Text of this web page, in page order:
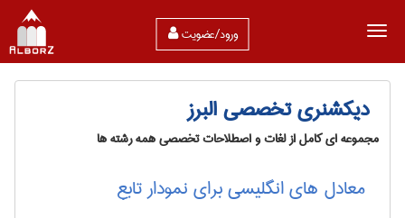
ورود/عضویت
دیکشنری تخصصی البرز
مجموعه ای کامل از لغات و اصطلاحات تخصصی همه رشته ها
معادل های انگلیسی برای نمودار تابع